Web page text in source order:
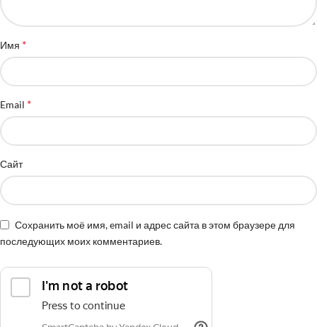
Имя *
Email *
Сайт
Сохранить моё имя, email и адрес сайта в этом браузере для
последующих моих комментариев.